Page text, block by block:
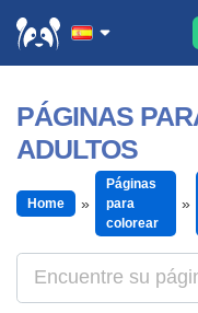
PÁGINAS
ADULTOS
Home
Páginas
para
colorear